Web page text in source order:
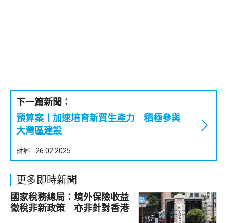
下一篇新聞：
預算案丨加速培育新質生產力 積極參與
大灣區建設
財經 26.02.2025
更多即時新聞
國家稅務總局：境外保險收益
徵稅非新政策 亦非針對香港